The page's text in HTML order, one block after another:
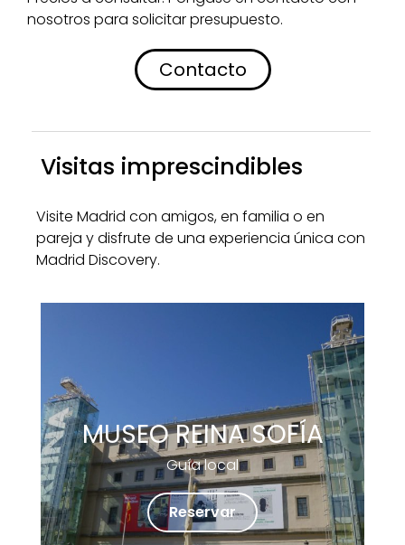
nosotros para solicitar presupuesto.
Contacto
Visitas imprescindibles
Visite Madrid con amigos, en familia o en
pareja y disfrute de una experiencia única con
Madrid Discovery.
MUSEO REINA SOFÍA
Guía local
Reservar